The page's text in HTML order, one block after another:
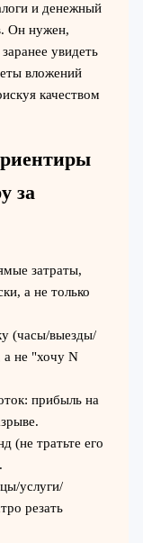
и денежный
Он нужен,
увидеть
вложений
качеством
за
затраты,
а не только
(часы/выезды/
а не "хочу N
прибыль на
(не тратьте его
услуги/
резать